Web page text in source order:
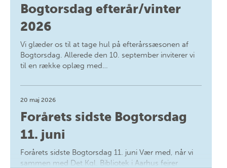
Bogtorsdag efterår/vinter
2026
Vi glæder os til at tage hul på efterårssæsonen af
Bogtorsdag. Allerede den 10. september inviterer vi
til en række oplæg med…
20 maj 2026
Forårets sidste Bogtorsdag
11. juni
Forårets sidste Bogtorsdag 11. juni Vær med, når vi
sammen med Det Kgl. Bibliotek i Aarhus fejrer